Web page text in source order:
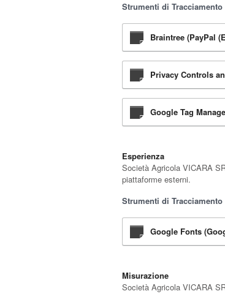
Strumenti di
Braintree (PayPal
Privacy Controls
Google Tag
Esperienza
Società Agricola VICARA
piattaforme esterni.
Strumenti di
Google Fonts
Misurazione
Società Agricola VICARA